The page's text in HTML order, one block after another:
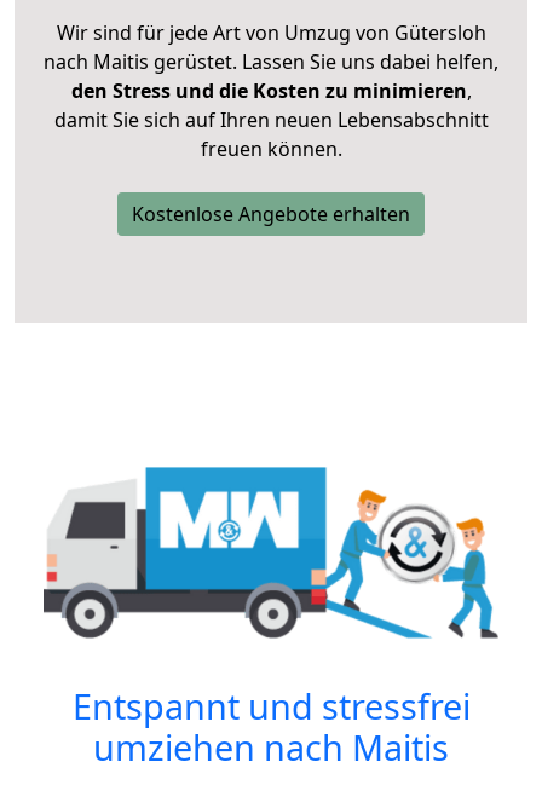
Wir sind für jede Art von Umzug von Gütersloh
nach Maitis gerüstet. Lassen Sie uns dabei helfen,
den Stress und die Kosten zu minimieren,
damit Sie sich auf Ihren neuen Lebensabschnitt
freuen können.
Kostenlose Angebote erhalten
Entspannt und stressfrei
umziehen nach Maitis